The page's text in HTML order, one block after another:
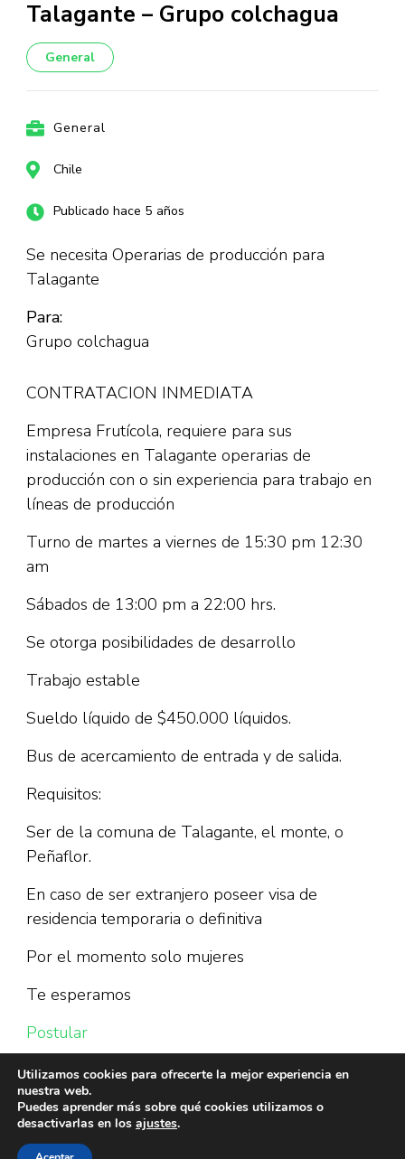
Talagante – Grupo colchagua
General
General
Chile
Publicado hace 5 años
Se necesita Operarias de producción para
Talagante
Para:
Grupo colchagua
CONTRATACION INMEDIATA
Empresa Frutícola, requiere para sus
instalaciones en Talagante operarias de
producción con o sin experiencia para trabajo en
líneas de producción
Turno de martes a viernes de 15:30 pm 12:30
am
Sábados de 13:00 pm a 22:00 hrs.
Se otorga posibilidades de desarrollo
Trabajo estable
Sueldo líquido de $450.000 líquidos.
Bus de acercamiento de entrada y de salida.
Requisitos:
Ser de la comuna de Talagante, el monte, o
Peñaflor.
En caso de ser extranjero poseer visa de
residencia temporaria o definitiva
Por el momento solo mujeres
Te esperamos
Postular
Utilizamos cookies para ofrecerte la mejor experiencia en
nuestra web.
Puedes aprender más sobre qué cookies utilizamos o
desactivarlas en los ajustes.